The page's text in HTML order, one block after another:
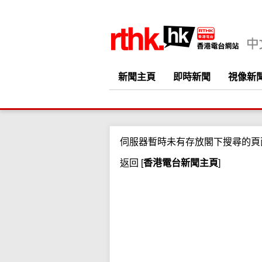
新聞主頁 即時新聞 視像新
伺服器暫時未有存放閣下搜尋的頁
返回 [香港電台新聞主頁]